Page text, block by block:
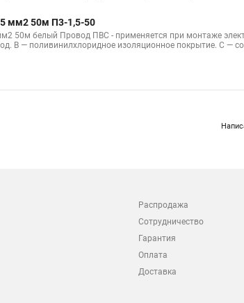
мм2 50м П3-1,5-50
50м белый Провод ПВС - применяется при монтаже
В — поливинилхлоридное изоляционное покрытие. С —
Распродажа
Сотрудничество
Гарантия
Оплата
Доставка